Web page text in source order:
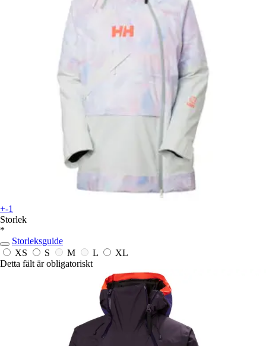
+-1
Storlek
*
Storleksguide
XS
S M L
XL
Detta fält är obligatoriskt